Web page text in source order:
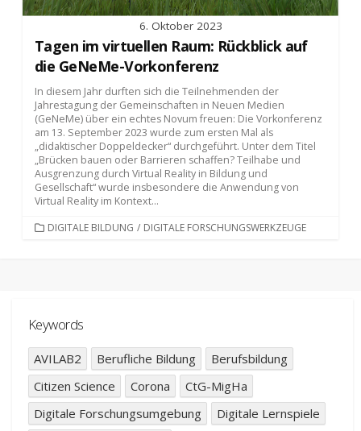
6. Oktober 2023
Tagen im virtuellen Raum: Rückblick auf
die GeNeMe-Vorkonferenz
In diesem Jahr durften sich die Teilnehmenden der
Jahrestagung der Gemeinschaften in Neuen Medien
(GeNeMe) über ein echtes Novum freuen: Die Vorkonferenz
am 13. September 2023 wurde zum ersten Mal als
„didaktischer Doppeldecker“ durchgeführt. Unter dem Titel
„Brücken bauen oder Barrieren schaffen? Teilhabe und
Ausgrenzung durch Virtual Reality in Bildung und
Gesellschaft“ wurde insbesondere die Anwendung von
Virtual Reality im Kontext...
KATEGORIEN
DIGITALE BILDUNG / DIGITALE FORSCHUNGSWERKZEUGE
Keywords
AVILAB2 Berufliche Bildung
Berufsbildung
Citizen Science
Corona
CtG-MigHa
Digitale Forschungsumgebung
Digitale Lernspiele